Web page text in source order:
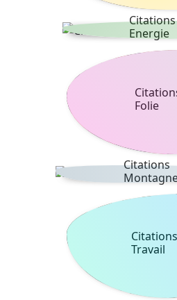
Citations
Energie
Folie
Citations
Citations
Travail